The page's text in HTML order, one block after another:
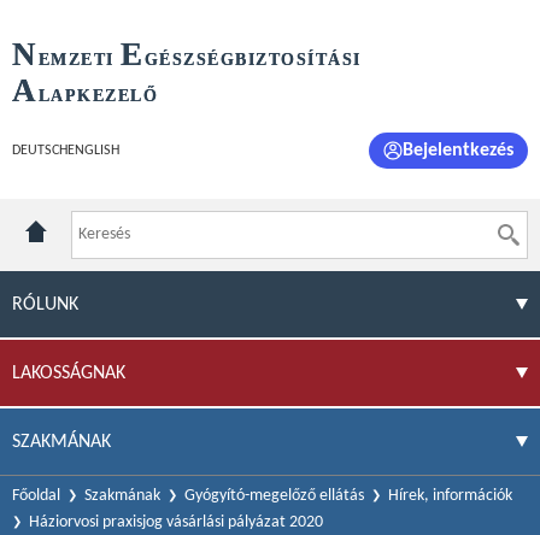
NEMZETI E GÉSZSÉGBIZTOSÍTÁSI
ALAPKEZELŐ
DEUTSCH ENGLISH Bejelentkezés
RÓLUNK
LAKOSSÁGNAK
SZAKMÁNAK
Főoldal Szakmának Gyógyító-megelőző ellátás
Hírek, információk
Háziorvosi praxisjog vásárlási pályázat 2020